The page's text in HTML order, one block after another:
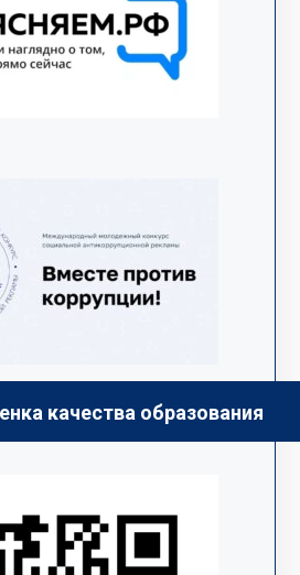
качества образования